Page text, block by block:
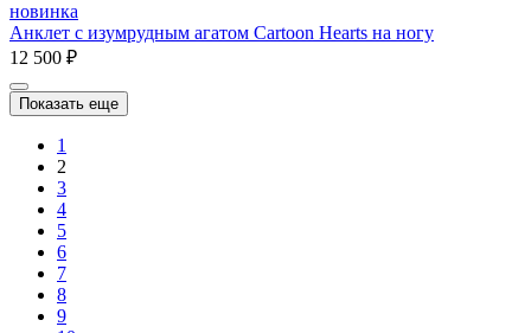
новинка
Анклет с изумрудным агатом Cartoon Hearts на ногу
12 500 ₽
Показать еще
1
2
3
4
5
6
7
8
9